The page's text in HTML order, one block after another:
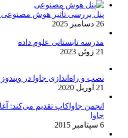
پنل بررسی تأثیر هوش مصنوعی
26 دسامبر 2025
مدرسه تابستانی علوم داده
21 ژوئن 2023
نصب و راه‌اندازی جاوا در ویندوز
21 آوریل 2020
انجمن جاواکاپ تقدیم می‌کند:
جاوا
6 سپتامبر 2015